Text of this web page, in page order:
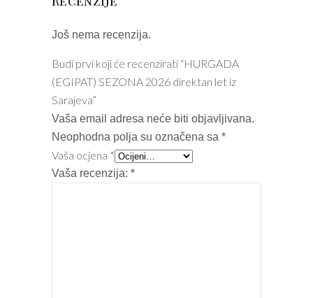
Još nema recenzija.
Budi prvi koji će recenzirati “HURGADA
(EGIPAT) SEZONA 2026 direktan let iz
Sarajeva”
Vaša email adresa neće biti objavljivana.
Neophodna polja su označena sa *
Vaša ocjena *
Vaša recenzija: *